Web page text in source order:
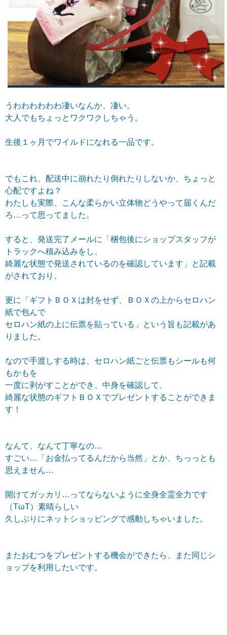
うわわわわわわ凄いなんか、凄い。
大人でもちょっとワクワクしちゃう。
生後１ヶ月でワイルドになれる一品です。
でもこれ、配送中に崩れたり倒れたりしないか、ちょっと
心配ですよね？
わたしも実際、
こんな柔らかい立体物どうやって届くんだ
ろ…って思ってました。
すると、発送完了メールに「梱包後にショップスタッフが
トラックへ積み込みをし、
綺麗な状態で発送されているのを確認しています」と記載
がされており、
更に「ギフトＢＯＸは封をせず、ＢＯＸの上からセロハン
紙で包んで
セロハン紙の上に伝票を貼っている」という旨も記載があ
りました。
なので手渡しする時は、セロハン紙ごと伝票もシールも何
もかもを
一度に剥がすことができ、中身を確認して、
綺麗な状態のギフトＢＯＸでプレゼントすることができま
す！
なんて、なんて丁寧なの…
すごい…「お金払ってるんだから当然」とか、ちっっとも
思えません…
開けてガッカリ…ってならないように全身全霊全力です
（TωT）素晴らしい
久しぶりにネットショッピングで感動しちゃいました。
またおむつをプレゼントする機会ができたら、また同じシ
ョップを利用したいです。